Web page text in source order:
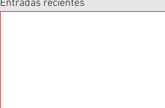
Entradas recientes